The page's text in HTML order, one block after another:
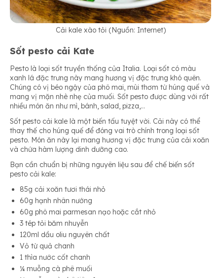
Cải kale xào tỏi (Nguồn: Internet)
Sốt pesto cải Kate
Pesto là loại sốt truyền thống của Italia. Loại sốt có màu
xanh lá đặc trưng này mang hương vị đặc trưng khó quên.
Chúng có vị béo ngậy của phô mai, mùi thơm từ húng quế và
mang vị mặn nhè nhẹ của muối. Sốt pesto được dùng với rất
nhiều món ăn như mì, bánh, salad, pizza,…
Sốt pesto cải kale là một biến tấu tuyệt vời. Cải này có thể
thay thế cho húng quế để đóng vai trò chính trong loại sốt
pesto. Món ăn này lại mang hương vị đặc trưng của cải xoăn
và chứa hàm lượng dinh dưỡng cao.
Bạn cần chuẩn bị những nguyên liệu sau để chế biến sốt
pesto cải kale:
85g cải xoăn tươi thái nhỏ
60g hạnh nhân nướng
60g phô mai parmesan nạo hoặc cắt nhỏ
3 tép tỏi băm nhuyễn
120ml dầu oliu nguyên chất
Vỏ từ quả chanh
1 thìa nước cốt chanh
¼ muỗng cà phê muối